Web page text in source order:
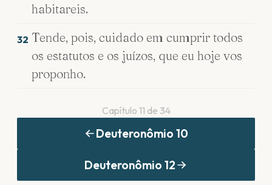
habitareis.
32 Tende, pois, cuidado em cumprir todos
os estatutos e os juízos, que eu hoje vos
proponho.
Capítulo 11 de 34
Deuteronômio 10
Deuteronômio 12